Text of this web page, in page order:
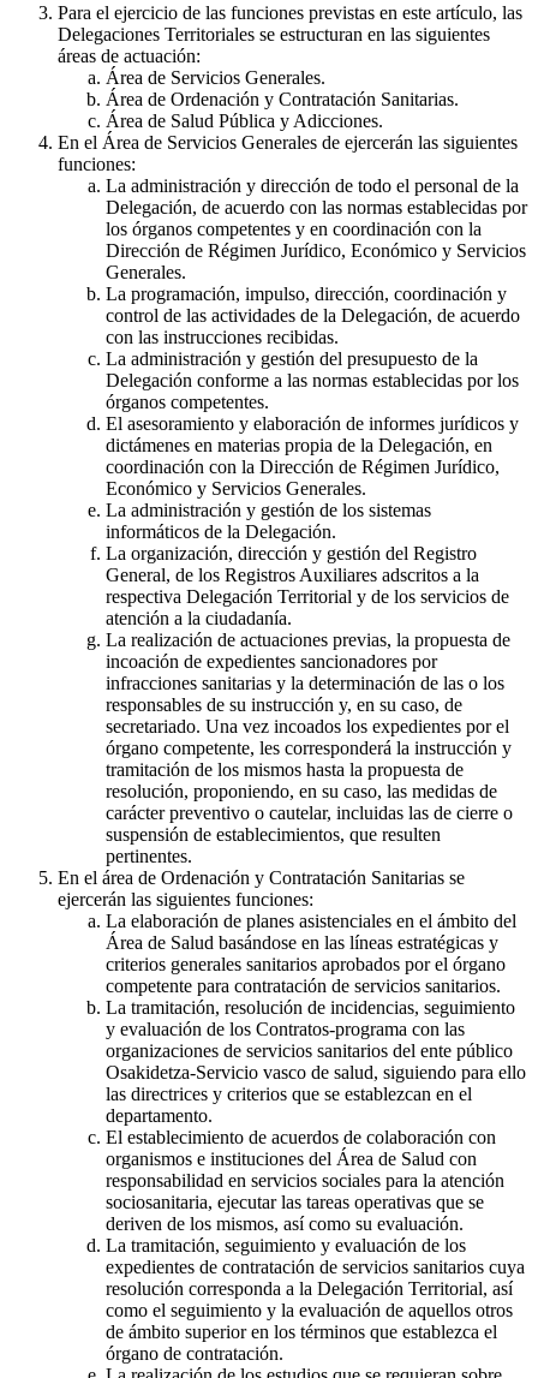
Para el ejercicio de las funciones previstas en este artículo, las
Delegaciones Territoriales se estructuran en las siguientes
áreas de actuación:
Área de Servicios Generales.
Área de Ordenación y Contratación Sanitarias.
Área de Salud Pública y Adicciones.
En el Área de Servicios Generales de ejercerán las siguientes
funciones:
La administración y dirección de todo el personal de la
Delegación, de acuerdo con las normas establecidas por
los órganos competentes y en coordinación con la
Dirección de Régimen Jurídico, Económico y Servicios
Generales.
La programación, impulso, dirección, coordinación y
control de las actividades de la Delegación, de acuerdo
con las instrucciones recibidas.
La administración y gestión del presupuesto de la
Delegación conforme a las normas establecidas por los
órganos competentes.
El asesoramiento y elaboración de informes jurídicos y
dictámenes en materias propia de la Delegación, en
coordinación con la Dirección de Régimen Jurídico,
Económico y Servicios Generales.
La administración y gestión de los sistemas
informáticos de la Delegación.
La organización, dirección y gestión del Registro
General, de los Registros Auxiliares adscritos a la
respectiva Delegación Territorial y de los servicios de
atención a la ciudadanía.
La realización de actuaciones previas, la propuesta de
incoación de expedientes sancionadores por
infracciones sanitarias y la determinación de las o los
responsables de su instrucción y, en su caso, de
secretariado. Una vez incoados los expedientes por el
órgano competente, les corresponderá la instrucción y
tramitación de los mismos hasta la propuesta de
resolución, proponiendo, en su caso, las medidas de
carácter preventivo o cautelar, incluidas las de cierre o
suspensión de establecimientos, que resulten
pertinentes.
En el área de Ordenación y Contratación Sanitarias se
ejercerán las siguientes funciones:
La elaboración de planes asistenciales en el ámbito del
Área de Salud basándose en las líneas estratégicas y
criterios generales sanitarios aprobados por el órgano
competente para contratación de servicios sanitarios.
La tramitación, resolución de incidencias, seguimiento
y evaluación de los Contratos-programa con las
organizaciones de servicios sanitarios del ente público
Osakidetza-Servicio vasco de salud, siguiendo para ello
las directrices y criterios que se establezcan en el
departamento.
El establecimiento de acuerdos de colaboración con
organismos e instituciones del Área de Salud con
responsabilidad en servicios sociales para la atención
sociosanitaria, ejecutar las tareas operativas que se
deriven de los mismos, así como su evaluación.
La tramitación, seguimiento y evaluación de los
expedientes de contratación de servicios sanitarios cuya
resolución corresponda a la Delegación Territorial, así
como el seguimiento y la evaluación de aquellos otros
de ámbito superior en los términos que establezca el
órgano de contratación.